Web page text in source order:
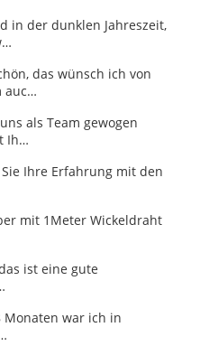
in der dunklen Jahreszeit,
das wünsch ich von
auc…
als Team gewogen
Ih…
Ihre Erfahrung mit den
mit 1Meter Wickeldraht
ist eine gute
Monaten war ich in